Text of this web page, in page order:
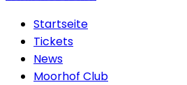
Startseite
Tickets
News
Moorhof Club